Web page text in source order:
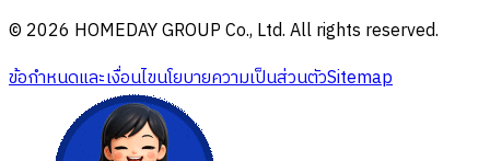
© 2026 HOMEDAY GROUP Co., Ltd. All rights reserved.
ข้อกำหนดและเงื่อนไขนโยบายความเป็นส่วนตัวSitemap